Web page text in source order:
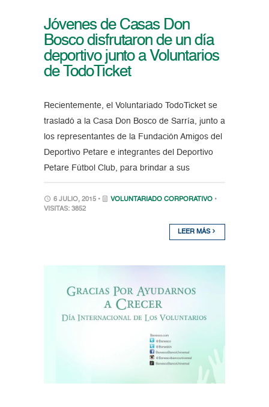
Jóvenes de Casas Don
Bosco disfrutaron de un día
deportivo junto a Voluntarios
de TodoTicket
Recientemente, el Voluntariado TodoTicket se
trasladó a la Casa Don Bosco de Sarría, junto a
los representantes de la Fundación Amigos del
Deportivo Petare e integrantes del Deportivo
Petare Fútbol Club, para brindar a sus
6 JULIO, 2015 • VOLUNTARIADO CORPORATIVO •
VISITAS: 3852
LEER MÁS